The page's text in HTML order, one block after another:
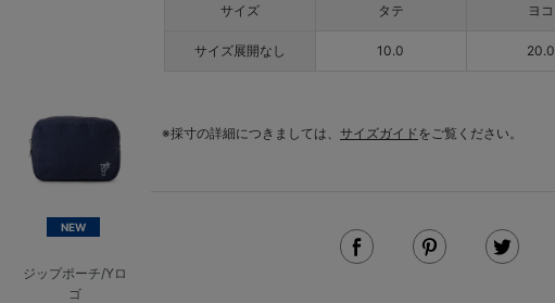
NEW
ジップポーチ/Yロ
ゴ
サイズ タテ ヨコ
サイズ展開なし 10.0 20.0
※採寸の詳細につきましては、 サイズガイドをご覧ください。